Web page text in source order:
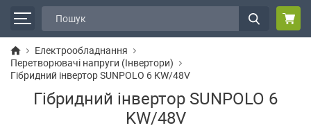
Електрообладнання
Перетворювачі напруги (Інвертори)
Гібридний інвертор SUNPOLO 6 KW/48V
Гібридний інвертор SUNPOLO 6
KW/48V